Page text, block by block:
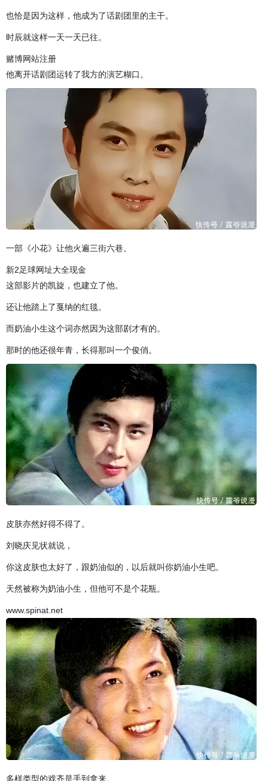
也恰是因为这样，他成为了话剧团里的主干。
时辰就这样一天一天已往。
赌博网站注册
他离开话剧团运转了我方的演艺糊口。
一部《小花》让他火遍三街六巷。
新2足球网址大全现金
这部影片的凯旋，也建立了他。
还让他踏上了戛纳的红毯。
而奶油小生这个词亦然因为这部剧才有的。
那时的他还很年青，长得那叫一个俊俏。
皮肤亦然好得不得了。
刘晓庆见状就说，
你这皮肤也太好了，跟奶油似的，以后就叫你奶油小生吧。
天然被称为奶油小生，但他可不是个花瓶。
www.spinat.net
多样类型的戏齐是手到拿来。